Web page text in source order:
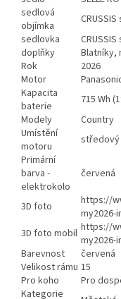
sedlová
objímka
sedlovka
doplňky
Blatníky,
Rok
2026
Motor
Kapacita
baterie
715 Wh
Modely
Country
Umístění
motoru
středový
Primární
barva -
elektrokolo
červená
3D foto
https://
my2026-
3D foto mobil https://
my2026-
Barevnost
červená
Velikost rámu 15
Pro koho
Pro
Kategorie